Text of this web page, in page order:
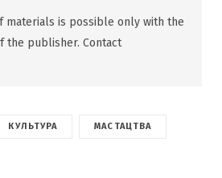
materials is possible only with the
the publisher. Contact
КУЛЬТУРА МАСТАЦТВА